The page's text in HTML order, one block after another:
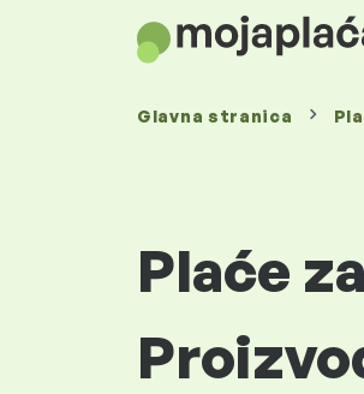
Glavna stranica
Plaće